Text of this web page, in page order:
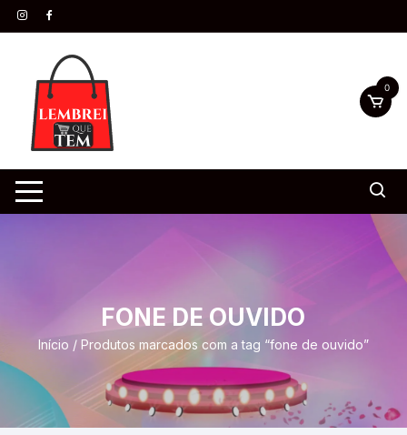
0
FONE DE OUVIDO
Início / Produtos marcados com a tag “fone de ouvido”